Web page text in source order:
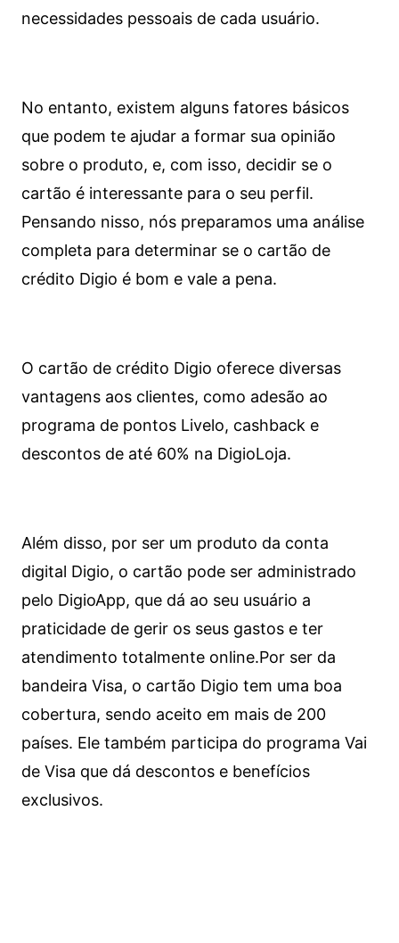
necessidades pessoais de cada usuário.
No entanto, existem alguns fatores básicos
que podem te ajudar a formar sua opinião
sobre o produto, e, com isso, decidir se o
cartão é interessante para o seu perfil.
Pensando nisso, nós preparamos uma análise
completa para determinar se o cartão de
crédito Digio é bom e vale a pena.
O cartão de crédito Digio oferece diversas
vantagens aos clientes, como adesão ao
programa de pontos Livelo, cashback e
descontos de até 60% na DigioLoja.
Além disso, por ser um produto da conta
digital Digio, o cartão pode ser administrado
pelo DigioApp, que dá ao seu usuário a
praticidade de gerir os seus gastos e ter
atendimento totalmente online.Por ser da
bandeira Visa, o cartão Digio tem uma boa
cobertura, sendo aceito em mais de 200
países. Ele também participa do programa Vai
de Visa que dá descontos e benefícios
exclusivos.